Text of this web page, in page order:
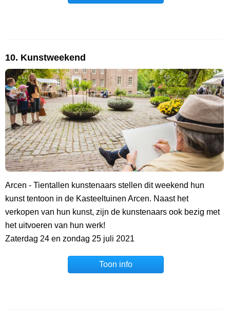
10. Kunstweekend
Arcen - Tientallen kunstenaars stellen dit weekend hun
kunst tentoon in de Kasteeltuinen Arcen. Naast het
verkopen van hun kunst, zijn de kunstenaars ook bezig met
het uitvoeren van hun werk!
Zaterdag 24 en zondag 25 juli 2021
Toon info